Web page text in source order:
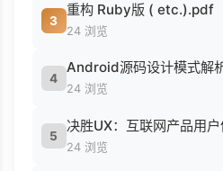
3
重构 Ruby版 ( etc.).pdf
24 浏览
4
24 浏览
5
24 浏览